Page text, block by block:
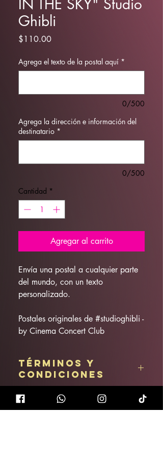
IN THE SKY" Studio
Ghibli
$110.00Precio
Agrega el texto de la postal aquí *
0/500
Agrega la dirección e información del
destinatario *
0/500
Cantidad *
Agregar al carrito
Envía una postal a cualquier parte
del mundo, con un texto
personalizado.
Postales originales de #studioghibli -
by Cinema Concert Club
Términos y
condiciones
Artículo no reembolsable